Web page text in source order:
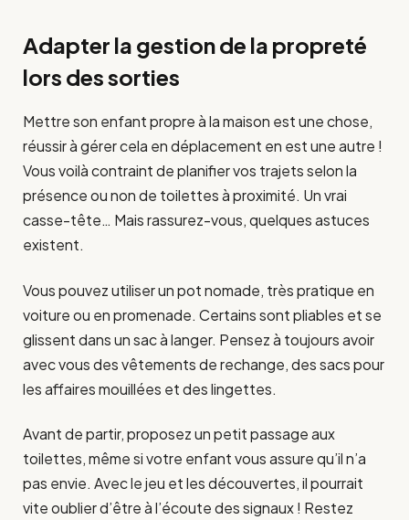
Adapter la gestion de la propreté
lors des sorties
Mettre son enfant propre à la maison est une chose,
réussir à gérer cela en déplacement en est une autre !
Vous voilà contraint de planifier vos trajets selon la
présence ou non de toilettes à proximité. Un vrai
casse-tête… Mais rassurez-vous, quelques astuces
existent.
Vous pouvez utiliser un pot nomade, très pratique en
voiture ou en promenade. Certains sont pliables et se
glissent dans un sac à langer. Pensez à toujours avoir
avec vous des vêtements de rechange, des sacs pour
les affaires mouillées et des lingettes.
Avant de partir, proposez un petit passage aux
toilettes, même si votre enfant vous assure qu’il n’a
pas envie. Avec le jeu et les découvertes, il pourrait
vite oublier d’être à l’écoute des signaux ! Restez